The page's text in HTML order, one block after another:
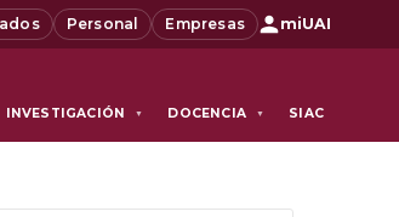
Personal Empresas miUAI
INVESTIGACIÓN ▼ DOCENCIA ▼ SIAC